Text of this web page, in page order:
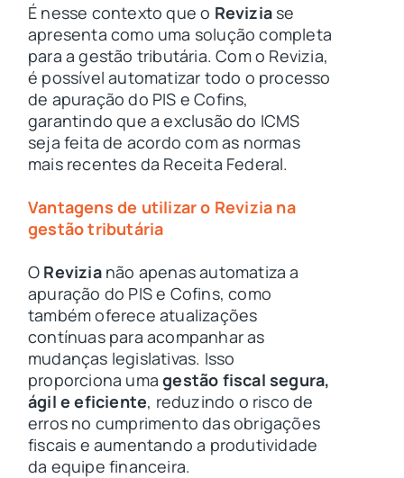
É nesse contexto que o Revizia se
apresenta como uma solução completa
para a gestão tributária. Com o Revizia,
é possível automatizar todo o processo
de apuração do PIS e Cofins,
garantindo que a exclusão do ICMS
seja feita de acordo com as normas
mais recentes da Receita Federal.
Vantagens de utilizar o Revizia na
gestão tributária
O Revizianão apenas automatiza a
apuração do PIS e Cofins, como
também oferece atualizações
contínuas para acompanhar as
mudanças legislativas. Isso
proporciona umagestão fiscal segura,
ágil e eficiente, reduzindo o risco de
erros no cumprimento das obrigações
fiscais e aumentando a produtividade
da equipe financeira.